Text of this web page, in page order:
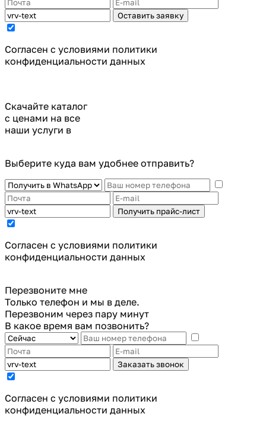
Оставить заявку
Cогласен с условиями политики
конфиденциальности данных
Скачайте каталог
с ценами на все
наши услуги в
Выберите куда вам удобнее отправить?
Получить прайс-лист
Cогласен с условиями политики
конфиденциальности данных
Перезвоните мне
Только телефон и мы в деле.
Перезвоним через пару минут
В какое время вам позвонить?
Заказать звонок
Cогласен с условиями политики
конфиденциальности данных